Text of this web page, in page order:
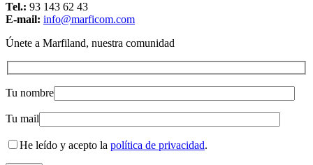
Tel.: 93 143 62 43
E-mail: info@marficom.com
Únete a Marfiland, nuestra comunidad
Tu nombre
Tu mail
He leído y acepto la política de privacidad.